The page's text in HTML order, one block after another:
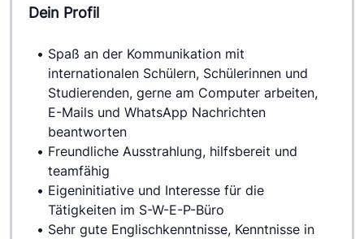
Dein Profil
Spaß an der Kommunikation mit
internationalen Schülern, Schülerinnen und
Studierenden, gerne am Computer arbeiten,
E-Mails und WhatsApp Nachrichten
beantworten
Freundliche Ausstrahlung, hilfsbereit und
teamfähig
Eigeninitiative und Interesse für die
Tätigkeiten im S-W-E-P-Büro
Sehr gute Englischkenntnisse, Kenntnisse in